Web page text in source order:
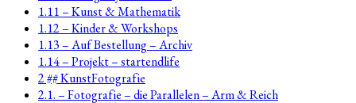
1.11 – Kunst & Mathematik
1.12 – Kinder & Workshops
1.13 – Auf Bestellung – Archiv
1.14 – Projekt – startendlife
2 ## KunstFotografie
2.1. – Fotografie – die Parallelen – Arm & Reich